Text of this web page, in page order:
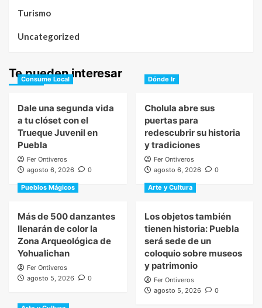
Turismo
Uncategorized
Te pueden interesar
Consume Local
Dale una segunda vida
a tu clóset con el
Trueque Juvenil en
Puebla
Fer Ontiveros
agosto 6, 2026
0
Dónde Ir
Cholula abre sus
puertas para
redescubrir su historia
y tradiciones
Fer Ontiveros
agosto 6, 2026
0
Pueblos Mágicos
Más de 500 danzantes
llenarán de color la
Zona Arqueológica de
Yohualichan
Fer Ontiveros
agosto 5, 2026
0
Arte y Cultura
Los objetos también
tienen historia: Puebla
será sede de un
coloquio sobre museos
y patrimonio
Fer Ontiveros
agosto 5, 2026
0